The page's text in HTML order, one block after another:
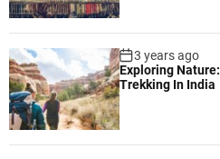
3 years ago
Exploring
Trekking In India